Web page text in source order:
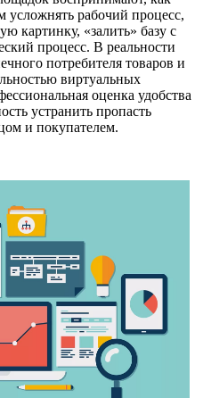
усложнять рабочий процесс,
картинку, «залить» базу с
процесс. В реальности
потребителя товаров и
виртуальных
оценка удобства
устранить пропасть
и покупателем.